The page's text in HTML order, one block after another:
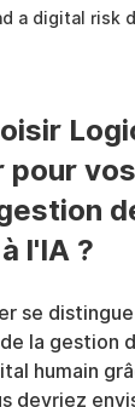
a digital risk
pour vos
l'IA ?
se
la gestion
humain
devriez